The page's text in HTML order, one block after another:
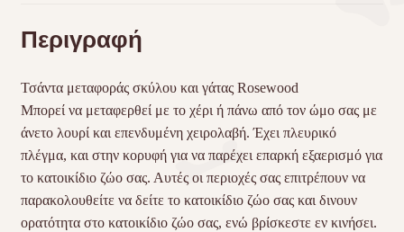
Περιγραφή
Τσάντα μεταφοράς σκύλου και γάτας Rosewood
Μπορεί να μεταφερθεί με το χέρι ή πάνω από τον ώμο σας με
άνετο λουρί και επενδυμένη χειρολαβή. Έχει πλευρικό
πλέγμα, και στην κορυφή για να παρέχει επαρκή εξαερισμό για
το κατοικίδιο ζώο σας. Αυτές οι περιοχές σας επιτρέπουν να
παρακολουθείτε να δείτε το κατοικίδιο ζώο σας και δινουν
ορατότητα στο κατοικίδιο ζώο σας, ενώ βρίσκεστε εν κινήσει.